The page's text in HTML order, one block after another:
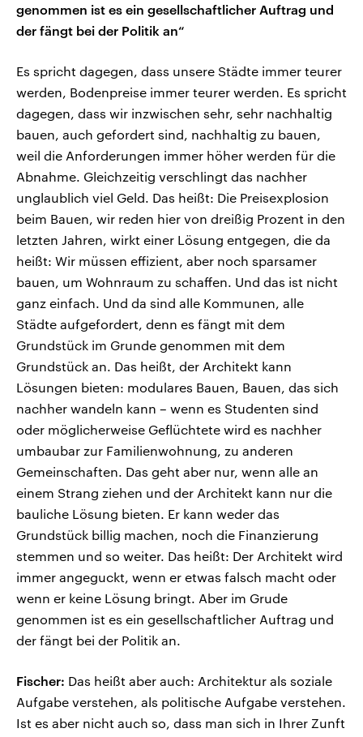
genommen ist es ein gesellschaftlicher Auftrag und
der fängt bei der Politik an“
Es spricht dagegen, dass unsere Städte immer teurer
werden, Bodenpreise immer teurer werden. Es spricht
dagegen, dass wir inzwischen sehr, sehr nachhaltig
bauen, auch gefordert sind, nachhaltig zu bauen,
weil die Anforderungen immer höher werden für die
Abnahme. Gleichzeitig verschlingt das nachher
unglaublich viel Geld. Das heißt: Die Preisexplosion
beim Bauen, wir reden hier von dreißig Prozent in den
letzten Jahren, wirkt einer Lösung entgegen, die da
heißt: Wir müssen effizient, aber noch sparsamer
bauen, um Wohnraum zu schaffen. Und das ist nicht
ganz einfach. Und da sind alle Kommunen, alle
Städte aufgefordert, denn es fängt mit dem
Grundstück im Grunde genommen mit dem
Grundstück an. Das heißt, der Architekt kann
Lösungen bieten: modulares Bauen, Bauen, das sich
nachher wandeln kann – wenn es Studenten sind
oder möglicherweise Geflüchtete wird es nachher
umbaubar zur Familienwohnung, zu anderen
Gemeinschaften. Das geht aber nur, wenn alle an
einem Strang ziehen und der Architekt kann nur die
bauliche Lösung bieten. Er kann weder das
Grundstück billig machen, noch die Finanzierung
stemmen und so weiter. Das heißt: Der Architekt wird
immer angeguckt, wenn er etwas falsch macht oder
wenn er keine Lösung bringt. Aber im Grude
genommen ist es ein gesellschaftlicher Auftrag und
der fängt bei der Politik an.
Fischer: Das heißt aber auch: Architektur als soziale
Aufgabe verstehen, als politische Aufgabe verstehen.
Ist es aber nicht auch so, dass man sich in Ihrer Zunft